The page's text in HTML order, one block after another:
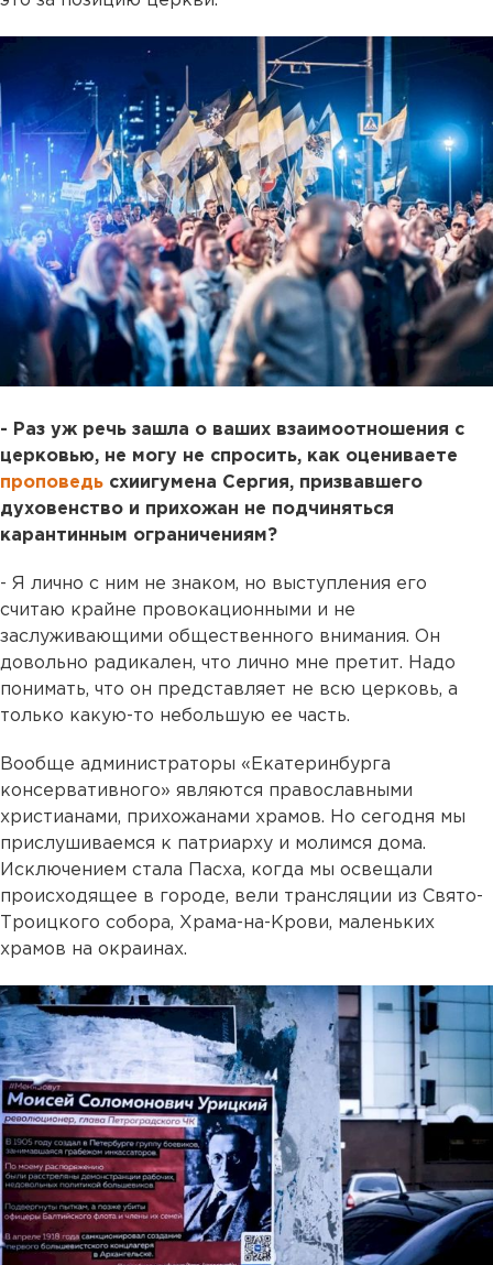
- Раз уж речь зашла о ваших взаимоотношения с
церковью, не могу не спросить, как оцениваете
проповедь схиигумена Сергия, призвавшего
духовенство и прихожан не подчиняться
карантинным ограничениям?
- Я лично с ним не знаком, но выступления его
считаю крайне провокационными и не
заслуживающими общественного внимания. Он
довольно радикален, что лично мне претит. Надо
понимать, что он представляет не всю церковь, а
только какую-то небольшую ее часть.
Вообще администраторы «Екатеринбурга
консервативного» являются православными
христианами, прихожанами храмов. Но сегодня мы
прислушиваемся к патриарху и молимся дома.
Исключением стала Пасха, когда мы освещали
происходящее в городе, вели трансляции из Свято-
Троицкого собора, Храма-на-Крови, маленьких
храмов на окраинах.